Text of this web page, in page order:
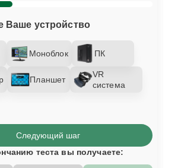
Ваше устройство
Моноблок ПК
Планшет
VR
система
Следующий шаг
теста вы получаете: